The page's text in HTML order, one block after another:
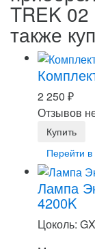
TREK
также
2 250 ₽
Отзывов
Перейти в
Лампа
4200K
Цоколь: